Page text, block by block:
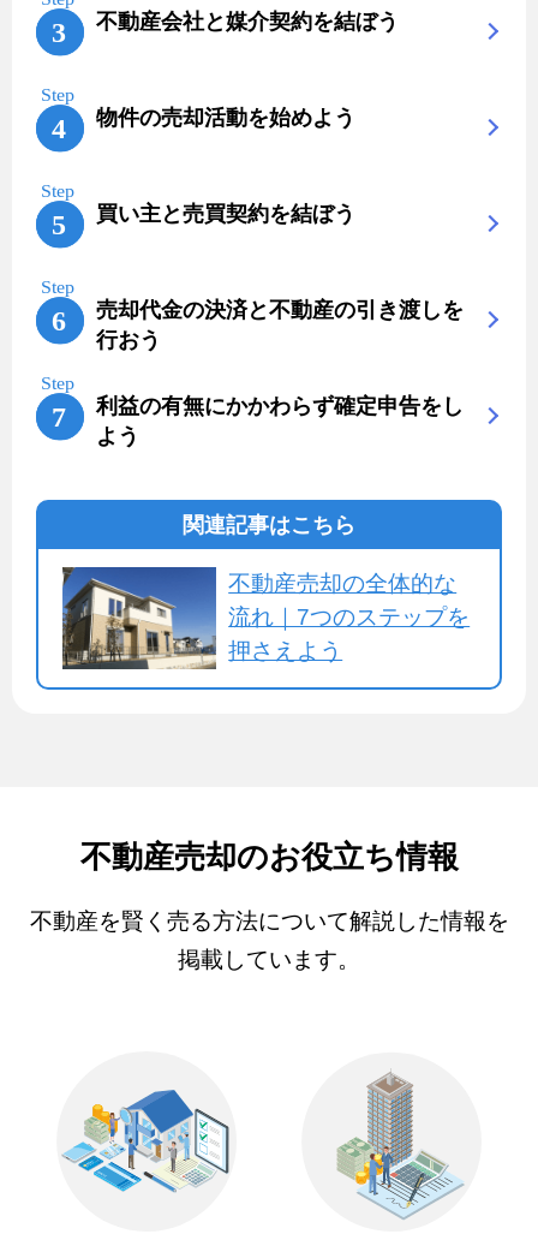
不動産会社と媒介契約を結ぼう
物件の売却活動を始めよう
買い主と売買契約を結ぼう
売却代金の決済と不動産の引き渡しを
行おう
利益の有無にかかわらず確定申告をし
よう
関連記事はこちら
不動産売却の全体的な
流れ｜7つのステップを
押さえよう
不動産売却のお役立ち情報
不動産を賢く売る方法について解説した情報を
掲載しています。